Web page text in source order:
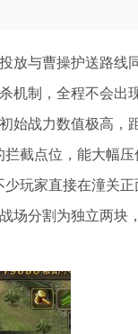
放与曹操护送路线
机制，全程不会出
始战力数值极高，
截点位，能大幅压
玩家直接在潼关正
场分割为独立两块